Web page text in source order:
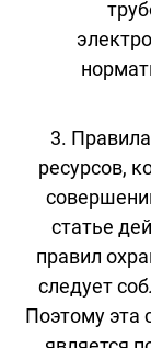
3.
ресурсов,
статье
правил
следует
Поэтому эта